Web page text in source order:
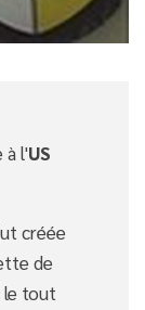
à l'US
créée
de
le tout